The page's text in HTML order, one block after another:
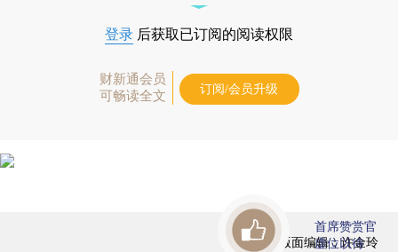
登录 后获取已订阅的阅读权限
财新通会员
可畅读全文
订阅/会员升级
版面编辑：许金玲
首席赞赏官
虚位以待